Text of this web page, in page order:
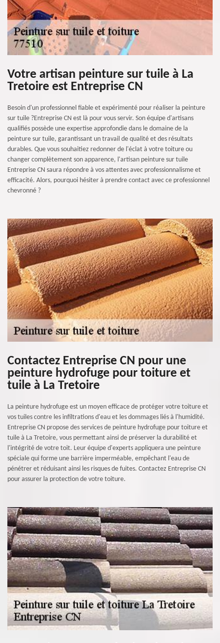
Votre artisan peinture sur tuile à La
Tretoire est Entreprise CN
Besoin d'un professionnel fiable et expérimenté pour réaliser la peinture
sur tuile ?Entreprise CN est là pour vous servir. Son équipe d'artisans
qualifiés possède une expertise approfondie dans le domaine de la
peinture sur tuile, garantissant un travail de qualité et des résultats
durables. Que vous souhaitiez redonner de l'éclat à votre toiture ou
changer complètement son apparence, l'artisan peinture sur tuile
Entreprise CN saura répondre à vos attentes avec professionnalisme et
efficacité. Alors, pourquoi hésiter à prendre contact avec ce professionnel
chevronné ?
Contactez Entreprise CN pour une
peinture hydrofuge pour toiture et
tuile à La Tretoire
La peinture hydrofuge est un moyen efficace de protéger votre toiture et
vos tuiles contre les infiltrations d'eau et les dommages liés à l'humidité.
Entreprise CN propose des services de peinture hydrofuge pour toiture et
tuile à La Tretoire, vous permettant ainsi de préserver la durabilité et
l'intégrité de votre toit. Leur équipe d'experts appliquera une peinture
spéciale qui forme une barrière imperméable, empêchant l'eau de
pénétrer et réduisant ainsi les risques de fuites. Contactez Entreprise CN
pour assurer la protection de votre toiture.